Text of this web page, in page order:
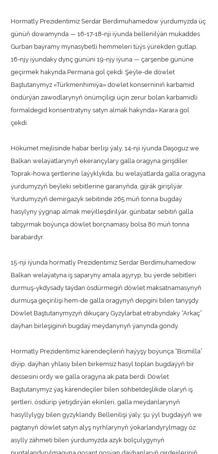
Hormatly Prezidentimiz Serdar Berdimuhamedow ýurdumyzda üç
günüň dowamynda — 16-17-18-nji iýunda bellenilýän mukaddes
Gurban baýramy mynasybetli hemmeleri tüýs ýürekden gutlap,
16-njy iýundaky dynç gününi 19-njy iýuna — çarşenbe gününe
geçirmek hakynda Permana gol çekdi. Şeýle-de döwlet
Baştutanymyz «Türkmenhimiýa» döwlet konserniniň karbamid
öndürýän zawodlarynyň önümçiligi üçin zerur bolan karbamidli
formaldegid konsentratyny satyn almak hakynda» Karara gol
çekdi.
Hökümet mejlisinde habar berlişi ýaly, 14-nji iýunda Daşoguz we
Balkan welaýatlarynyň ekerançylary galla oragyna girişdiler.
Toprak-howa şertlerine laýyklykda, bu welaýatlarda galla oragyna
ýurdumyzyň beýleki sebitlerine garanyňda, gijräk girişilýär.
Ýurdumyzyň demirgazyk sebitinde 265 müň tonna bugdaý
hasylyny ýygnap almak meýilleşdirilýär, günbatar sebitiň galla
tabşyrmak boýunça döwlet borçnamasy bolsa 80 müň tonna
barabardyr.
15-nji iýunda hormatly Prezidentimiz Serdar Berdimuhamedow
Balkan welaýatyna iş saparyny amala aşyryp, bu ýerde sebitleri
durmuş-ykdysady taýdan ösdürmegiň döwlet maksatnamasynyň
durmuşa geçirilişi hem-de galla oragynyň depgini bilen tanyşdy.
Döwlet Baştutanymyzyň dikuçary Gyzylarbat etrabyndaky “Arkaç”
daýhan birleşiginiň bugdaý meýdanynyň ýanynda gondy.
Hormatly Prezidentimiz kärendeçileriň haýyşy boýunça “Bismilla”
diýip, daýhan yhlasy bilen birkemsiz hasyl toplan bugdaýyň bir
dessesini ordy we galla oragyna ak pata berdi. Döwlet
Baştutanymyz ýaş kärendeçiler bilen söhbetdeşlikde olaryň iş
şertleri, ösdürip ýetişdirýän ekinleri, galla meýdanlarynyň
hasyllylygy bilen gyzyklandy. Bellenilişi ýaly, şu ýyl bugdaýyň we
pagtanyň döwlet satyn alyş nyrhlarynyň ýokarlandyrylmagy öz
asylly zähmeti bilen ýurdumyzda azyk bolçulygynyň
pugtalandyrylmagyna goşant goşýan daýhanlaryň girdejileriniň